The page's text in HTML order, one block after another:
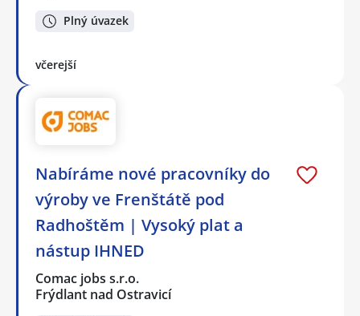
Plný úvazek
včerejší
Nabíráme nové pracovníky do
výroby ve Frenštátě pod
Radhoštěm | Vysoký plat a
nástup IHNED
Comac jobs s.r.o.
Frýdlant nad Ostravicí